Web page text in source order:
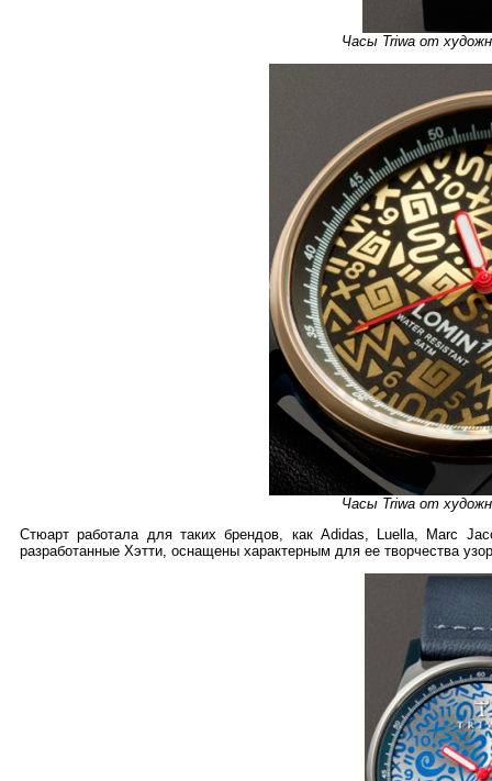
Часы Triwa от
Часы Triwa от
Стюарт работала для таких брендов, как Adidas, Luella, Marc
разработанные Хэтти, оснащены характерным для ее творчества